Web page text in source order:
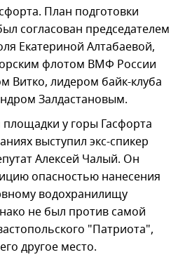
План подготовки
согласован председателем
Екатериной Алтабаевой,
флотом ВМФ России
Витко, лидером байк-клуба
Залдастановым.
у горы Гасфорта
выступил экс-спикер
Алексей Чалый. Он
опасностью нанесения
водохранилищу
не был против самой
"Патриота",
другое место.